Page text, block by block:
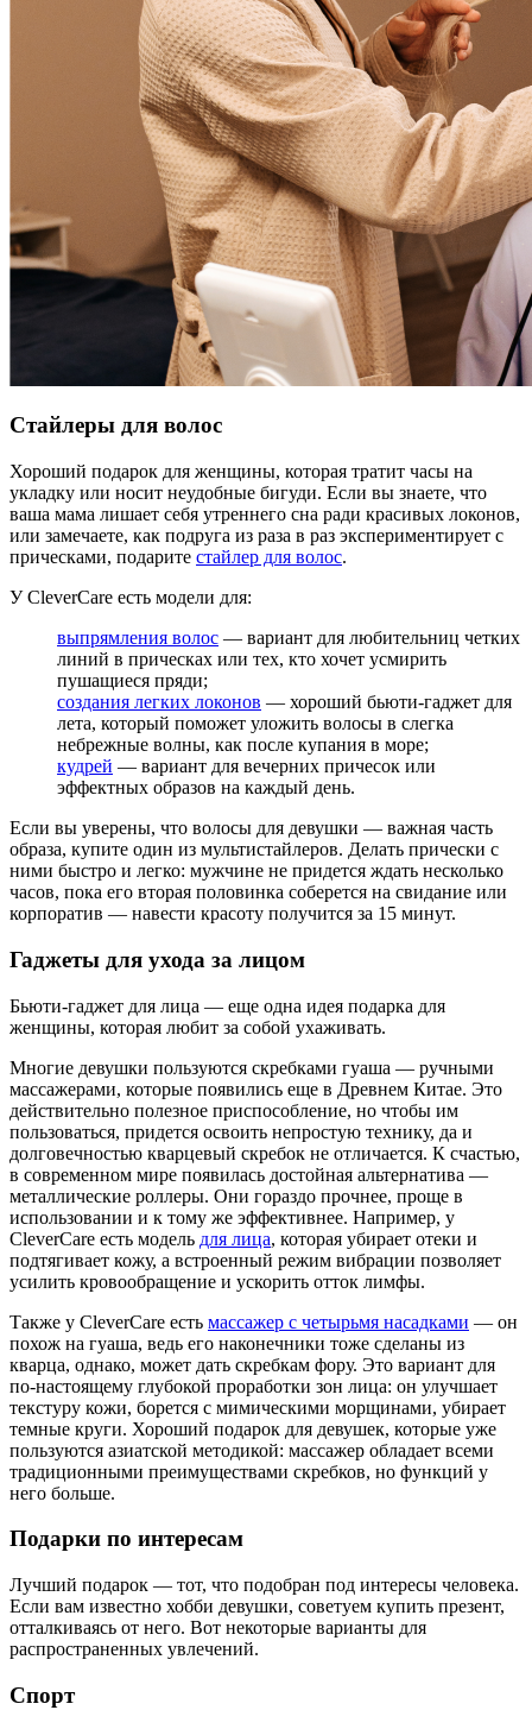
Стайлеры для волос
Хороший подарок для женщины, которая тратит часы на
укладку или носит неудобные бигуди. Если вы знаете, что
ваша мама лишает себя утреннего сна ради красивых локонов,
или замечаете, как подруга из раза в раз экспериментирует с
прическами, подарите стайлер для волос.
У CleverCare есть модели для:
выпрямления волос — вариант для любительниц четких
линий в прическах или тех, кто хочет усмирить
пушащиеся пряди;
создания легких локонов — хороший бьюти-гаджет для
лета, который поможет уложить волосы в слегка
небрежные волны, как после купания в море;
кудрей — вариант для вечерних причесок или
эффектных образов на каждый день.
Если вы уверены, что волосы для девушки — важная часть
образа, купите один из мультистайлеров. Делать прически с
ними быстро и легко: мужчине не придется ждать несколько
часов, пока его вторая половинка соберется на свидание или
корпоратив — навести красоту получится за 15 минут.
Гаджеты для ухода за лицом
Бьюти-гаджет для лица — еще одна идея подарка для
женщины, которая любит за собой ухаживать.
Многие девушки пользуются скребками гуаша — ручными
массажерами, которые появились еще в Древнем Китае. Это
действительно полезное приспособление, но чтобы им
пользоваться, придется освоить непростую технику, да и
долговечностью кварцевый скребок не отличается. К счастью,
в современном мире появилась достойная альтернатива —
металлические роллеры. Они гораздо прочнее, проще в
использовании и к тому же эффективнее. Например, у
CleverCare есть модель для лица, которая убирает отеки и
подтягивает кожу, а встроенный режим вибрации позволяет
усилить кровообращение и ускорить отток лимфы.
Также у CleverCare есть массажер с четырьмя насадками — он
похож на гуаша, ведь его наконечники тоже сделаны из
кварца, однако, может дать скребкам фору. Это вариант для
по-настоящему глубокой проработки зон лица: он улучшает
текстуру кожи, борется с мимическими морщинами, убирает
темные круги. Хороший подарок для девушек, которые уже
пользуются азиатской методикой: массажер обладает всеми
традиционными преимуществами скребков, но функций у
него больше.
Подарки по интересам
Лучший подарок — тот, что подобран под интересы человека.
Если вам известно хобби девушки, советуем купить презент,
отталкиваясь от него. Вот некоторые варианты для
распространенных увлечений.
Спорт